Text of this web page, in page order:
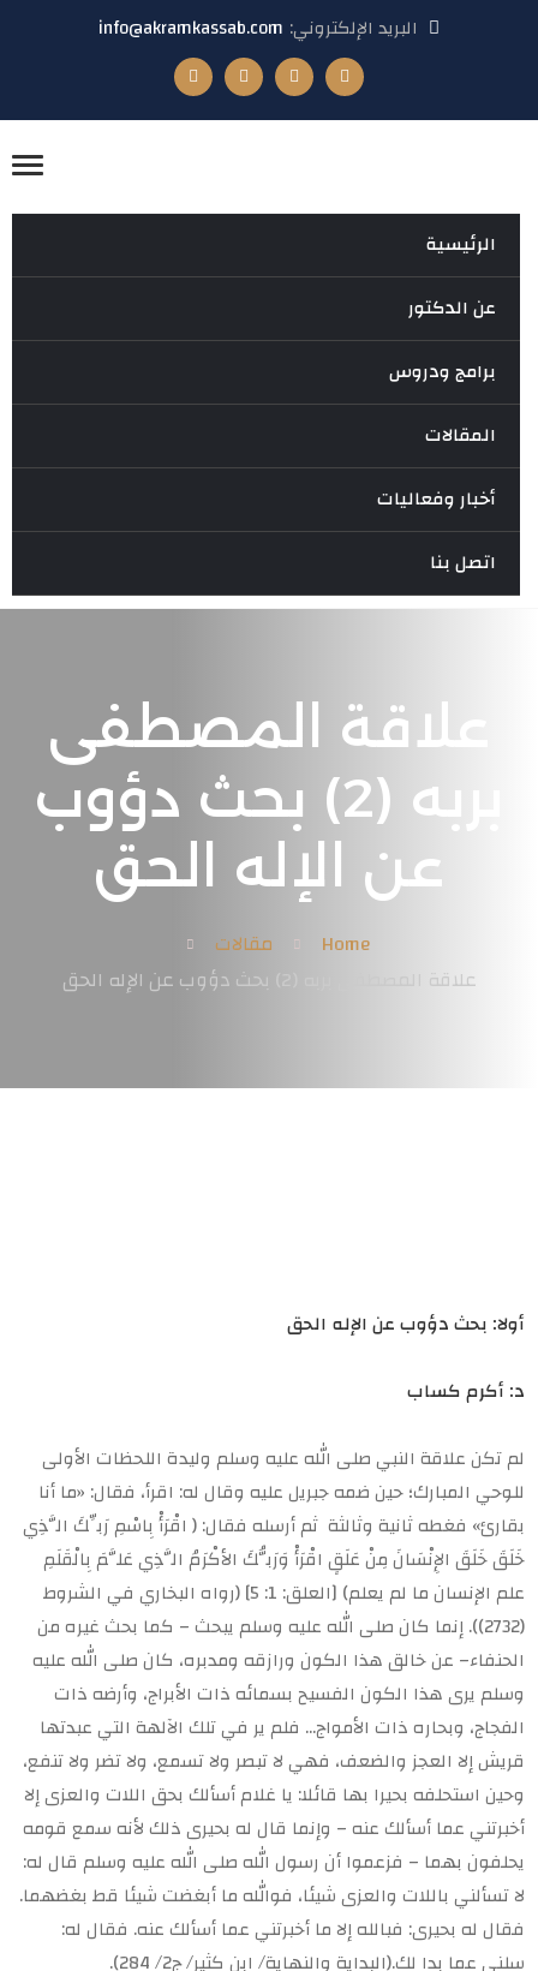
البريد الإلكتروني: info@akramkassab.com
الرئيسية
عن الدكتور
برامج ودروس
المقالات
أخبار وفعاليات
اتصل بنا
علاقة المصطفى
بربه (2) بحث دؤوب
عن الإله الحق
Home
مقالات
علاقة المصطفى بربه (2) بحث دؤوب عن الإله الحق
أولا: بحث دؤوب عن الإله الحق
د: أكرم كساب
لم تكن علاقة النبي صلى الله عليه وسلم وليدة اللحظات الأولى
للوحي المبارك؛ حين ضمه جبريل عليه وقال له: اقرأ، فقال: «ما أنا
بقارئ» فغطه ثانية وثالثة ثم أرسله فقال: ( اقْرَأْ بِاسْمِ رَبِّكَ الَّذِي
خَلَقَ خَلَقَ الإِنْسَانَ مِنْ عَلَقٍ اقْرَأْ وَرَبُّكَ الأكْرَمُ الَّذِي عَلَّمَ بِالْقَلَمِ
علم الإنسان ما لم يعلم) [العلق: 1: 5] (رواه البخاري في الشروط
(2732)). إنما كان صلى الله عليه وسلم يبحث – كما بحث غيره من
الحنفاء– عن خالق هذا الكون ورازقه ومدبره، كان صلى الله عليه
وسلم يرى هذا الكون الفسيح بسمائه ذات الأبراج، وأرضه ذات
الفجاج، وبحاره ذات الأمواج… فلم ير في تلك الآلهة التي عبدتها
قريش إلا العجز والضعف، فهي لا تبصر ولا تسمع، ولا تضر ولا تنفع،
وحين استحلفه بحيرا بها قائلا: يا غلام أسألك بحق اللات والعزى إلا
أخبرتني عما أسألك عنه – وإنما قال له بحيرى ذلك لأنه سمع قومه
يحلفون بهما – فزعموا أن رسول الله صلى الله عليه وسلم قال له:
لا تسألني باللات والعزى شيئا، فوالله ما أبغضت شيئا قط بغضهما.
فقال له بحيرى: فبالله إلا ما أخبرتني عما أسألك عنه. فقال له:
سلني عما بدا لك.(البداية والنهاية/ ابن كثير/ ج2/ 284).